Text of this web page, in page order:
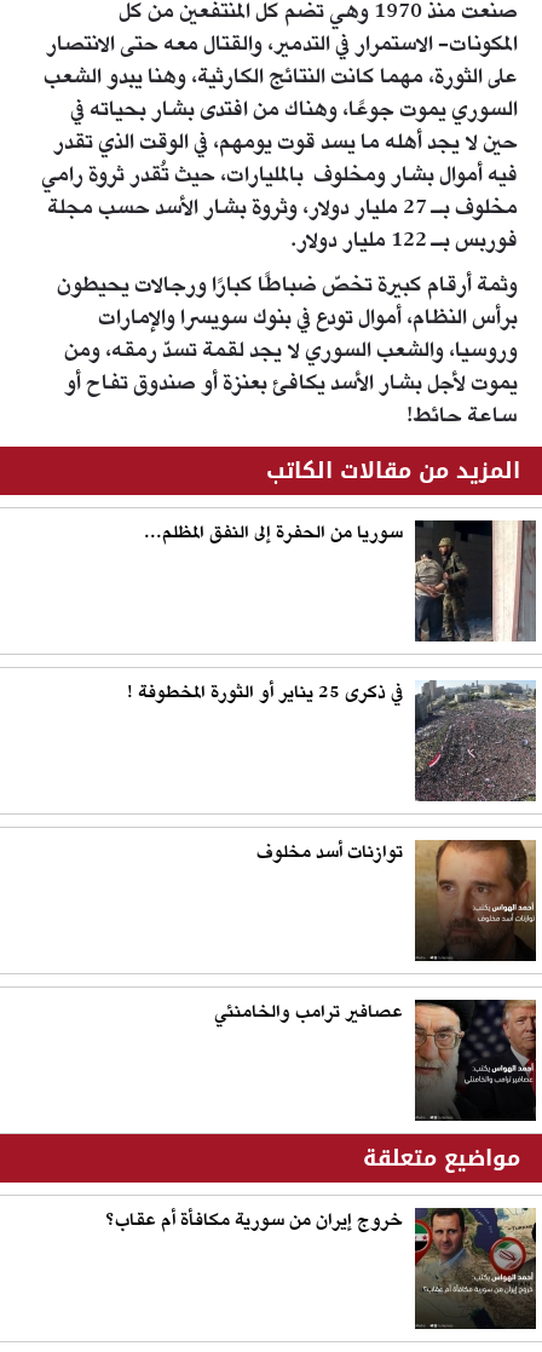
صنعت منذ 1970 وهي تضم كل المنتفعين من كل
المكونات- الاستمرار في التدمير، والقتال معه حتى الانتصار
على الثورة، مهما كانت النتائج الكارثية، وهنا يبدو الشعب
السوري يموت جوعًا، وهناك من افتدى بشار بحياته في
حين لا يجد أهله ما يسد قوت يومهم، في الوقت الذي تقدر
فيه أموال بشار ومخلوف بالمليارات، حيث تُقدر ثروة رامي
مخلوف بـ 27 مليار دولار، وثروة بشار الأسد حسب مجلة
فوربس بـ 122 مليار دولار.
وثمة أرقام كبيرة تخصّ ضباطًا كبارًا ورجالات يحيطون
برأس النظام، أموال تودع في بنوك سويسرا والإمارات
وروسيا، والشعب السوري لا يجد لقمة تسدّ رمقه، ومن
يموت لأجل بشار الأسد يكافئ بعنزة أو صندوق تفاح أو
ساعة حائط!
المزيد من مقالات الكاتب
سوريا من الحفرة إلى النفق المظلم...
في ذكرى 25 يناير أو الثورة المخطوفة ! ‏
توازنات أسد مخلوف
عصافير ترامب والخامنئي
مواضيع متعلقة
خروج إيران من سورية مكافأة أم عقاب؟